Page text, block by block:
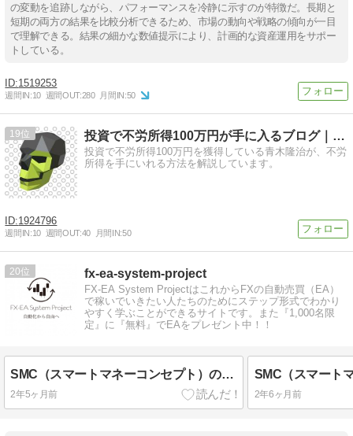
の変動を追跡しながら、パフォーマンスを冷静に示すのが特徴だ。長期と
短期の両方の結果を比較分析できるため、市場の動向や戦略の傾向が一目
で理解できる。結果の細かな数値提示により、計画的な資産運用をサポー
トしている。
1519253
週間IN:10 週間OUT:280 月間IN:50
19 投資で不労所得100万円が手に入るブログ｜IBカレッジ
投資で不労所得100万円を獲得している青木隆治が、不労
所得を手にいれる方法を解説しています。
1924796
週間IN:10 週間OUT:40 月間IN:50
20 fx-ea-system-project
FX-EA System ProjectはこれからFXの自動売買（EA）
で稼いでいきたい人たちのためにステップ形式でわかり
やすく学ぶことができるサイトです。また『1,000名限
定』に『無料』でEAをプレゼント中！！
SMC（スマートマネーコンセプト）の鉄板トレード手法「Unicorn Model」について徹底解説してみた
2年5ヶ月前 2年6ヶ月前